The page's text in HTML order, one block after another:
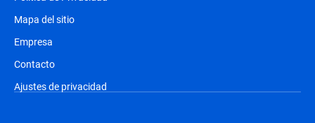
Mapa del sitio
Empresa
Contacto
Ajustes de privacidad